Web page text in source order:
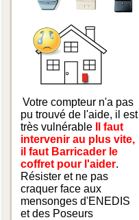
Votre compteur n'a pas
pu trouvé de l'aide, il est
très vulnérable
Il faut
intervenir au plus vite,
il faut Barricader le
coffret pour l'aider.
Résister et ne pas
craquer face aux
mensonges d'ENEDIS
et des Poseurs